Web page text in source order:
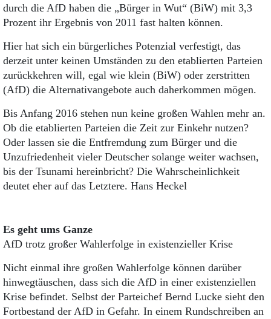
durch die AfD haben die „Bürger in Wut“ (BiW) mit 3,3
Prozent ihr Ergebnis von 2011 fast halten können.
Hier hat sich ein bürgerliches Potenzial verfestigt, das
derzeit unter keinen Umständen zu den etablierten Parteien
zurückkehren will, egal wie klein (BiW) oder zerstritten
(AfD) die Alternativangebote auch daherkommen mögen.
Bis Anfang 2016 stehen nun keine großen Wahlen mehr an.
Ob die etablierten Parteien die Zeit zur Einkehr nutzen?
Oder lassen sie die Entfremdung zum Bürger und die
Unzufriedenheit vieler Deutscher solange weiter wachsen,
bis der Tsunami hereinbricht? Die Wahrscheinlichkeit
deutet eher auf das Letztere. Hans Heckel
Es geht ums Ganze
AfD trotz großer Wahlerfolge in existenzieller Krise
Nicht einmal ihre großen Wahlerfolge können darüber
hinwegtäuschen, dass sich die AfD in einer existenziellen
Krise befindet. Selbst der Parteichef Bernd Lucke sieht den
Fortbestand der AfD in Gefahr. In einem Rundschreiben an